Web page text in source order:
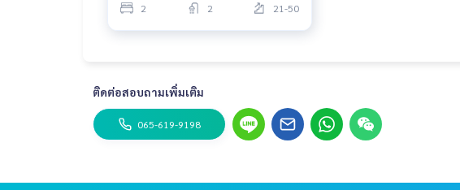
2
2 21-50
ติดต่อสอบถามเพิ่มเติม
065-619-9198